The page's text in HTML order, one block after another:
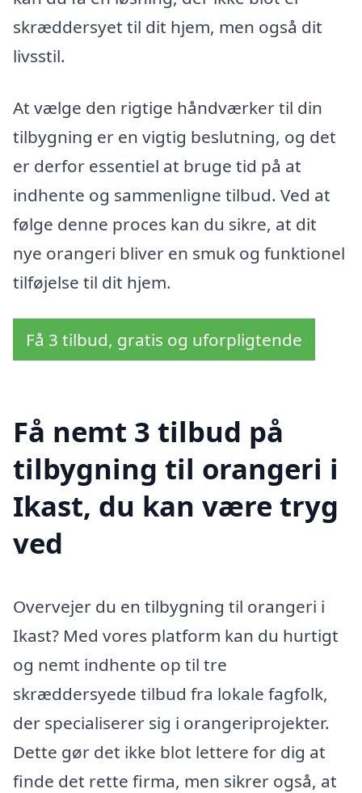
skræddersyet til dit hjem, men også dit
livsstil.
At vælge den rigtige håndværker til din
tilbygning er en vigtig beslutning, og det
er derfor essentiel at bruge tid på at
indhente og sammenligne tilbud. Ved at
følge denne proces kan du sikre, at dit
nye orangeri bliver en smuk og funktionel
tilføjelse til dit hjem.
Få 3 tilbud, gratis og uforpligtende
Få nemt 3 tilbud på
tilbygning til orangeri i
Ikast, du kan være tryg
ved
Overvejer du en tilbygning til orangeri i
Ikast? Med vores platform kan du hurtigt
og nemt indhente op til tre
skræddersyede tilbud fra lokale fagfolk,
der specialiserer sig i orangeriprojekter.
Dette gør det ikke blot lettere for dig at
finde det rette firma, men sikrer også, at